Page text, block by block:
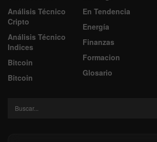
Análisis Técnico
Cripto
Análisis Técnico
Indices
Bitcoin
Bitcoin
En Tendencia
Energía
Finanzas
Formacion
Glosario